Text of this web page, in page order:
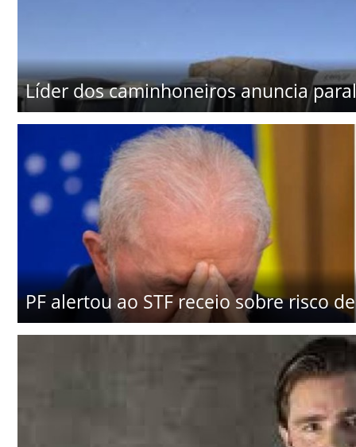
Líder dos caminhoneiros anuncia
PF alertou ao STF receio sobre risco